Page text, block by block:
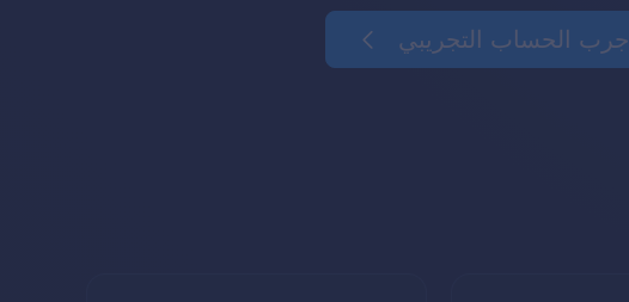
جرب الحساب التجريبي